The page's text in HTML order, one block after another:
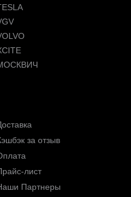
за отзыв
лист
Партнеры